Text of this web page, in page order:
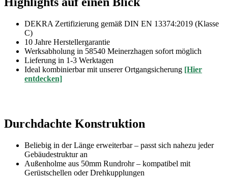
DEKRA Zertifizierung gemäß DIN EN 13374:2019 (Klasse
C)
10 Jahre Herstellergarantie
Werksabholung in 58540 Meinerzhagen sofort möglich
Lieferung in 1-3 Werktagen
Ideal kombinierbar mit unserer Ortgangsicherung [Hier
entdecken]
Durchdachte Konstruktion
Beliebig in der Länge erweiterbar – passt sich nahezu jeder
Gebäudestruktur an
Außenholme aus 50mm Rundrohr – kompatibel mit
Gerüstschellen oder Drehkupplungen